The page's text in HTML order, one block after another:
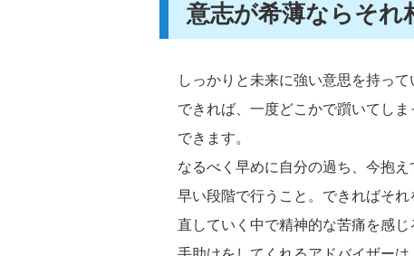
意志が希薄ならそれ
しっかりと未来に強い意思を持っ
できれば、一度どこかで躓いてし
できます。
なるべく早めに自分の過ち、今抱
早い段階で行うこと。できればそ
直していく中で精神的な苦痛を感